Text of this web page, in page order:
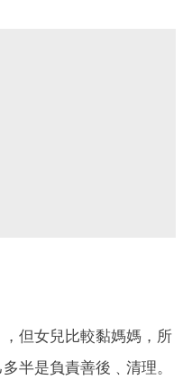
但女兒比較黏媽媽，所
半是負責善後﹑清理。